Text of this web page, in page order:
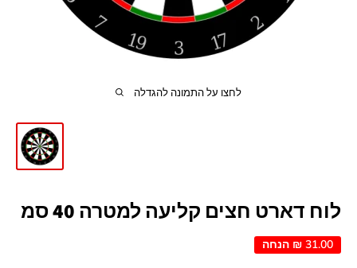
לחצו על התמונה להגדלה
לוח דארט חצים קליעה למטרה 40 סמ
31.00 ₪ הנחה